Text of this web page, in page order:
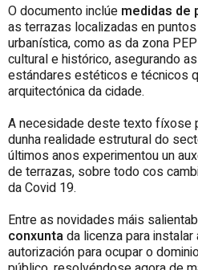
O documento inclúe medidas de
as terrazas localizadas en
urbanística, como as da zona
cultural e histórico, asegurando
estándares estéticos e técnicos
arquitectónica da cidade.
A necesidade deste texto fíxose
dunha realidade estrutural do
últimos anos experimentou un
de terrazas, sobre todo cos
da Covid 19.
Entre as novidades máis
conxuntada licenza para
autorización para ocupar o